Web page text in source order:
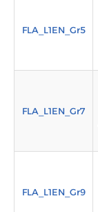
FLA_L1EN_Gr5
FLA_L1EN_Gr7
FLA_L1EN_Gr9